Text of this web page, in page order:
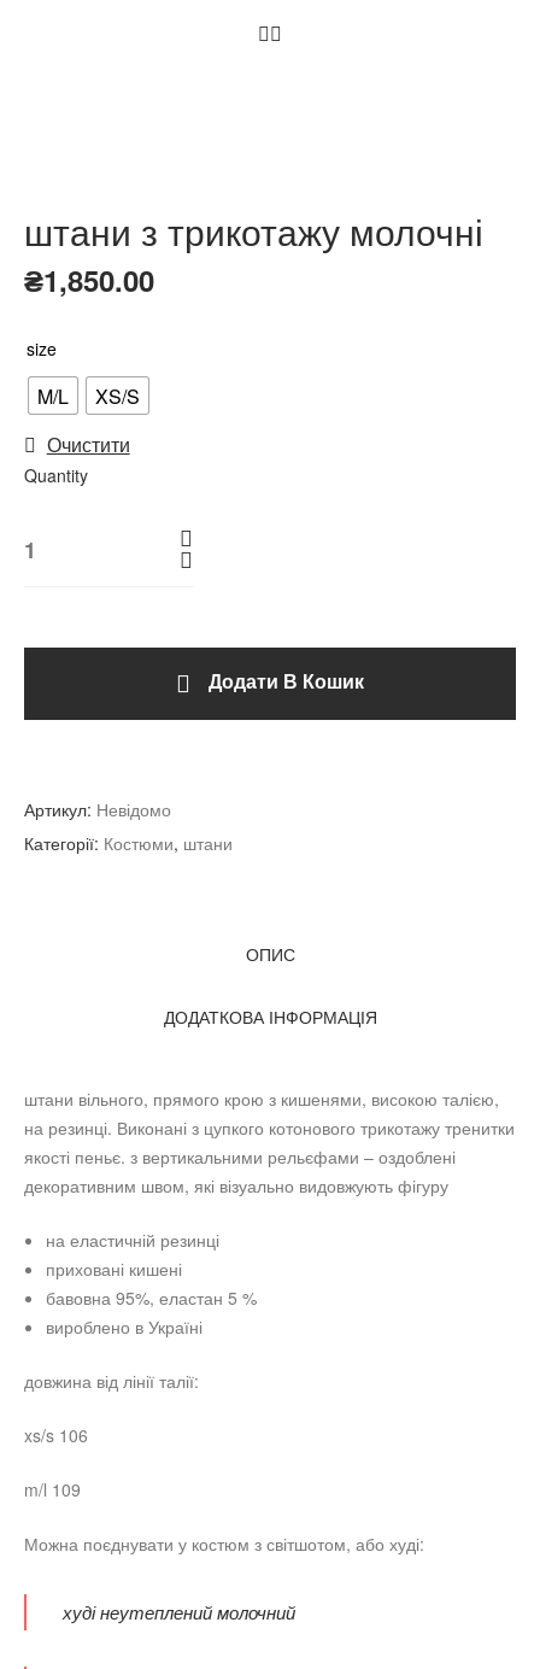
штани з трикотажу молочні
₴1,850.00
size
M/L
XS/S
Очистити
Quantity
Додати В Кошик
Артикул: Невідомо
Категорії: Костюми, штани
ОПИС
ДОДАТКОВА ІНФОРМАЦІЯ
штани вільного, прямого крою з кишенями, високою талією,
на резинці. Виконані з цупкого котонового трикотажу тренитки
якості пеньє. з вертикальними рельєфами – оздоблені
декоративним швом, які візуально видовжують фігуру
на еластичній резинці
приховані кишені
бавовна 95%, еластан 5 %
вироблено в Україні
довжина від лінії талії:
xs/s 106
m/l 109
Можна поєднувати у костюм з світшотом, або худі:
худі неутеплений молочний